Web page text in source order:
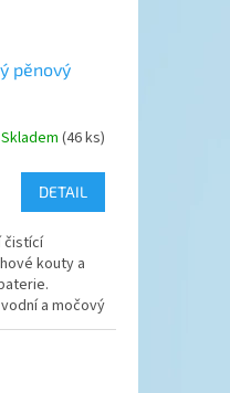
pěnový
Skladem (46 ks)
DETAIL
čistící
kouty a
a močový